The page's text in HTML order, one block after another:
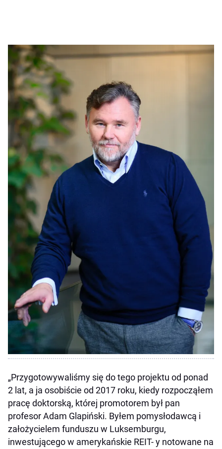
„Przygotowywaliśmy się do tego projektu od ponad
2 lat, a ja osobiście od 2017 roku, kiedy rozpocząłem
pracę doktorską, której promotorem był pan
profesor Adam Glapiński. Byłem pomysłodawcą i
założycielem funduszu w Luksemburgu,
inwestującego w amerykańskie REIT- y notowane na